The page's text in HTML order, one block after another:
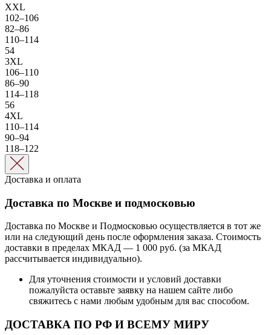
XXL
102–106
82–86
110–114
54
3XL
106–110
86–90
114–118
56
4XL
110–114
90–94
118–122
Доставка и оплата
Доставка по Москве и подмосковью
Доставка по Москве и Подмосковью осуществляется в тот же
или на следующий день после оформления заказа. Стоимость
доставки в пределах МКАД — 1 000 руб. (за МКАД
рассчитывается индивидуально).
Для уточнения стоимости и условий доставки
пожалуйста оставьте заявку на нашем сайте либо
свяжитесь с нами любым удобным для вас способом.
ДОСТАВКА ПО РФ И ВСЕМУ МИРУ